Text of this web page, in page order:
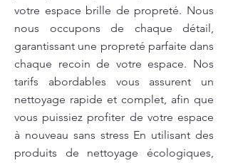
votre espace brille de propreté. Nous
nous occupons de chaque détail,
garantissant une propreté parfaite dans
chaque recoin de votre espace. Nos
tarifs abordables vous assurent un
nettoyage rapide et complet, afin que
vous puissiez profiter de votre espace
à nouveau sans stress En utilisant des
produits de nettoyage écologiques,